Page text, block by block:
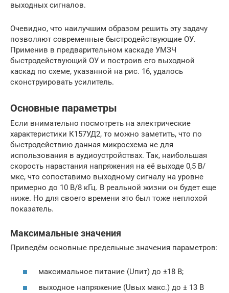
выходных сигналов.
Очевидно, что наилучшим образом решить эту задачу
позволяют современные быстродействующие ОУ.
Применив в предварительном каскаде УМЗЧ
быстродействующий ОУ и построив его выходной
каскад по схеме, указанной на рис. 16, удалось
сконструировать усилитель.
Основные параметры
Если внимательно посмотреть на электрические
характеристики К157УД2, то можно заметить, что по
быстродействию данная микросхема не для
использования в аудиоустройствах. Так, наибольшая
скорость нарастания напряжения на её выходе 0,5 В/
мкс, что сопоставимо выходному сигналу на уровне
примерно до 10 В/8 кГц. В реальной жизни он будет еще
ниже. Но для своего времени это был тоже неплохой
показатель.
Максимальные значения
Приведём основные предельные значения параметров:
максимальное питание (Uпит) до ±18 В;
выходное напряжение (Uвых макс.) до ± 13 В